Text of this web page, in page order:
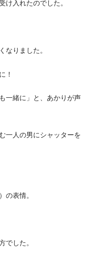
け入れたのでした。
なりました。
！
一緒に」と、あかりが声
一人の男にシャッターを
の表情。
でした。